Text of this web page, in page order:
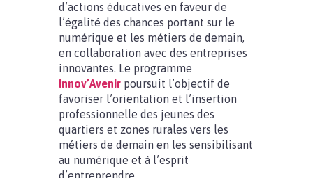
d’actions éducatives en faveur de
l’égalité des chances portant sur le
numérique et les métiers de demain,
en collaboration avec des entreprises
innovantes. Le programme
Innov’Avenir poursuit l’objectif de
favoriser l’orientation et l’insertion
professionnelle des jeunes des
quartiers et zones rurales vers les
métiers de demain en les sensibilisant
au numérique et à l’esprit
d’entreprendre.